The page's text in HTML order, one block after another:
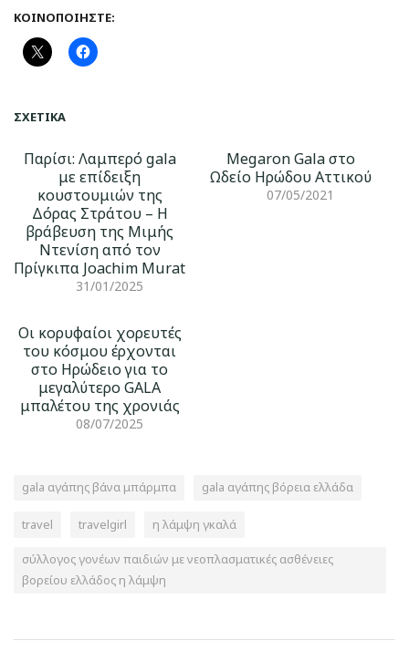
ΚΟΙΝΟΠΟΙΉΣΤΕ:
ΣΧΕΤΙΚΆ
Παρίσι: Λαμπερό gala
με επίδειξη
κουστουμιών της
Δόρας Στράτου – Η
βράβευση της Μιμής
Ντενίση από τον
Πρίγκιπα Joachim Murat
31/01/2025
Megaron Gala στο
Ωδείο Ηρώδου Αττικού
07/05/2021
Οι κορυφαίοι χορευτές
του κόσμου έρχονται
στο Ηρώδειο για το
μεγαλύτερο GALA
μπαλέτου της χρονιάς
08/07/2025
gala αγάπης βάνα μπάρμπα gala αγάπης βόρεια ελλάδα
travel travelgirl η λάμψη γκαλά
σύλλογος γονέων παιδιών με νεοπλασματικές ασθένειες
βορείου ελλάδος η λάμψη